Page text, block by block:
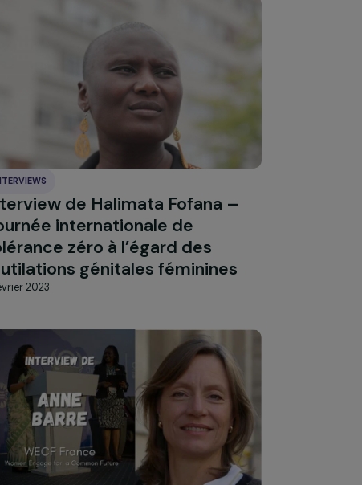
INTERVIEWS
Journée internationale de
tolérance zéro à l’égard des
mutilations génitales féminines
3 février 2023